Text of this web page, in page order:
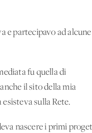
e partecipavo ad alcune
fu quella di
il sito della mia
sulla Rete.
nascere i primi